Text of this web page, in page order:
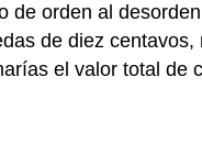
de orden al
de diez
el valor total de